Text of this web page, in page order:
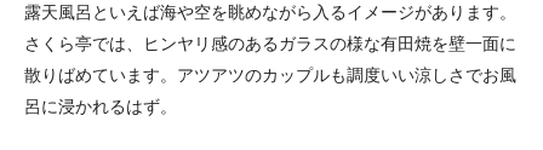
露天風呂といえば海や空を眺めながら入るイメージがあります。
さくら亭では、ヒンヤリ感のあるガラスの様な有田焼を壁一面に
散りばめています。アツアツのカップルも調度いい涼しさでお風
呂に浸かれるはず。